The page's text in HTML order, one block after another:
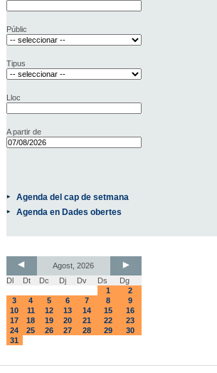
Públic
Tipus
Lloc
A partir de
Agenda del cap de setmana
Agenda en Dades obertes
Agost, 2026
Dl
Dt Dc Dj Dv Ds
Dg
1
2
3
4 5 6 7 8
9
10
11 12 13 14 15
16
17
18 19 20 21 22
23
24
25 26 27 28 29
30
31